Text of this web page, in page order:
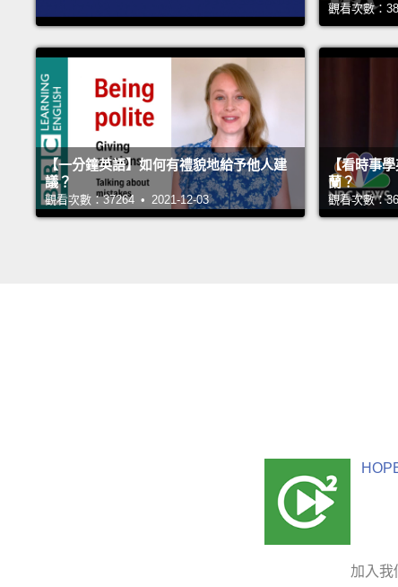
觀看次數：
【一分鐘英語】如何有禮貌地給予他人建
議？
觀看次數：37264 • 2021-12-03
【看時事
蘭？
觀看次數：
加入我